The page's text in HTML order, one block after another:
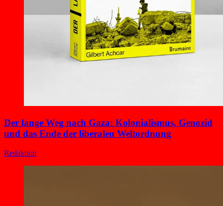
Der lange Weg nach Gaza: Kolonialismus, Genozid
und das Ende der liberalen Weltordnung
Redaktion